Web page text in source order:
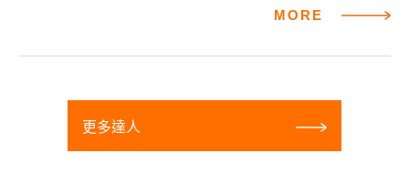
MORE
更多達人